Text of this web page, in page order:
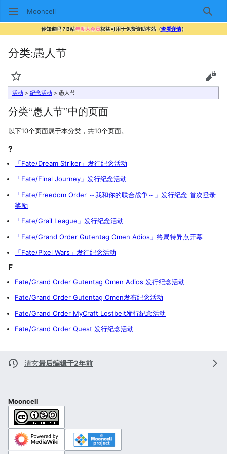
Mooncell 搜索
你知道吗？B站年度大会员权益可用于免费资助本站（查看详情）
分类:愚人节
监视 查看
活动 > 纪念活动 > 愚人节
分类“愚人节”中的页面
以下10个页面属于本分类，共10个页面。
?
「Fate/Dream Striker」发行纪念活动
「Fate/Final Journey」发行纪念活动
「Fate/Freedom Order ～我和你的联合战争～」发行纪念 首次登录
奖励
「Fate/Grail League」发行纪念活动
「Fate/Grand Order Gutentag Omen Adios」终局特异点开幕
「Fate/Pixel Wars」发行纪念活动
F
Fate/Grand Order Gutentag Omen Adios 发行纪念活动
Fate/Grand Order Gutentag Omen发布纪念活动
Fate/Grand Order MyCraft Lostbelt发行纪念活动
Fate/Grand Order Quest 发行纪念活动
清玄最后编辑于2年前
Mooncell